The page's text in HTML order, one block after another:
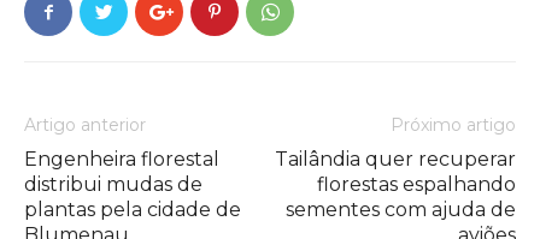
Artigo anterior
Engenheira florestal
distribui mudas de
plantas pela cidade de
Próximo artigo
Tailândia quer recuperar
florestas espalhando
sementes com ajuda de